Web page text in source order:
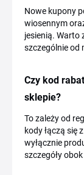
Nowe kupony
wiosennym
jesienią. Warto
szczególnie od
Czy kod
sklepie?
To zależy od
kody łączą się
wyłącznie
szczegóły